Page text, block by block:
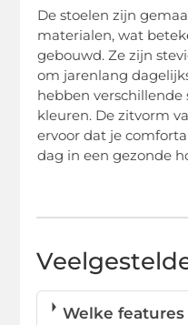
De stoelen zijn
materialen, wat
gebouwd. Ze zijn
om jarenlang
hebben
kleuren. De zitvorm
ervoor dat je
dag in een gezonde
Welke